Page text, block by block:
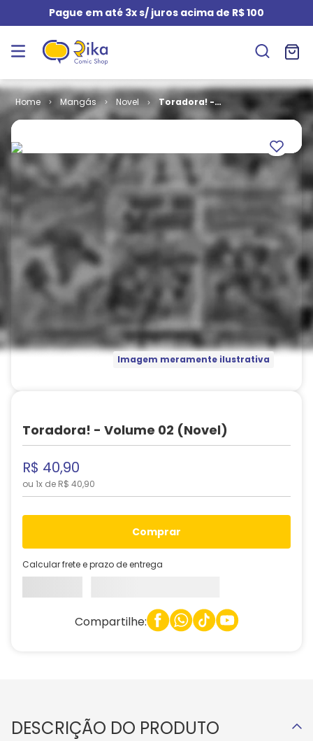
Pague em até 3x s/ juros acima de R$ 100
Mangás Novel
Toradora! -
Imagem meramente ilustrativa
Toradora! - Volume 02 (Novel)
R$ 40,90
ou 1x de R$ 40,90
comprar
Calcular frete e prazo de entrega
Compartilhe:
DESCRIÇÃO DO PRODUTO